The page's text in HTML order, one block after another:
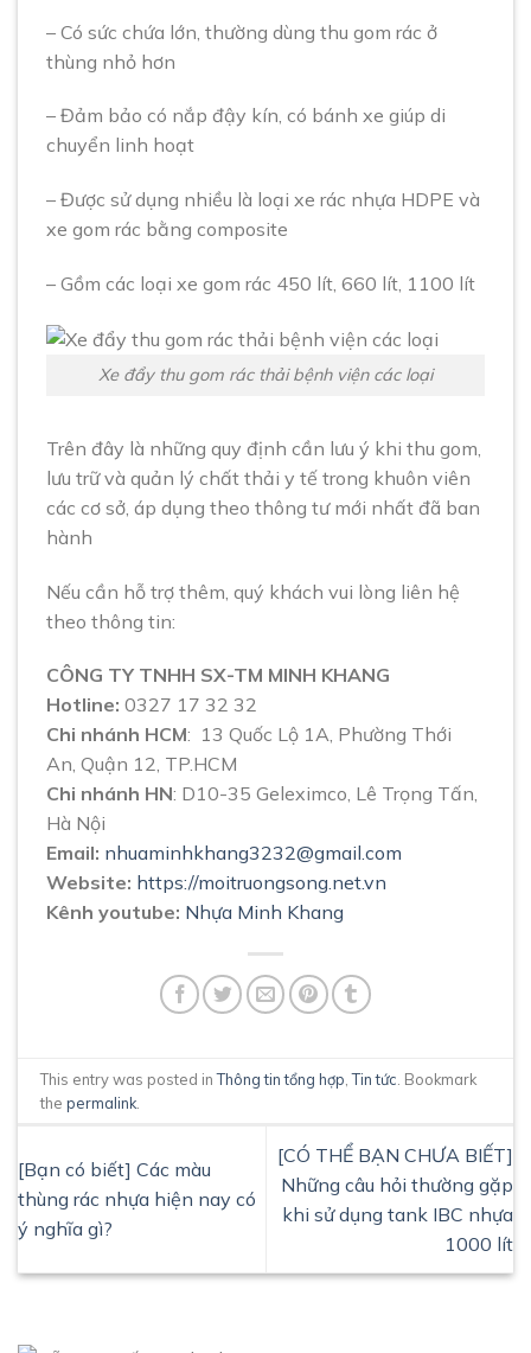
– Có sức chứa lớn, thường dùng thu gom rác ở
thùng nhỏ hơn
– Đảm bảo có nắp đậy kín, có bánh xe giúp di
chuyển linh hoạt
– Được sử dụng nhiều là loại xe rác nhựa HDPE và
xe gom rác bằng composite
– Gồm các loại xe gom rác 450 lít, 660 lít, 1100 lít
Xe đẩy thu gom rác thải bệnh viện các loại
Trên đây là những quy định cần lưu ý khi thu gom,
lưu trữ và quản lý chất thải y tế trong khuôn viên
các cơ sở, áp dụng theo thông tư mới nhất đã ban
hành
Nếu cần hỗ trợ thêm, quý khách vui lòng liên hệ
theo thông tin:
CÔNG TY TNHH SX-TM MINH KHANG
Hotline: 0327 17 32 32
Chi nhánh HCM: 13 Quốc Lộ 1A, Phường Thới
An, Quận 12, TP.HCM
Chi nhánh HN: D10-35 Geleximco, Lê Trọng Tấn,
Hà Nội
Email: nhuaminhkhang3232@gmail.com
Website: https://moitruongsong.net.vn
Kênh youtube: Nhựa Minh Khang
This entry was posted inThông tin tổng hợp ,Tin tức . Bookmark
thepermalink
[Bạn có biết] Các màu
thùng rác nhựa hiện nay có
ý nghĩa gì?
[CÓ THỂ BẠN CHƯA BIẾT]
Những câu hỏi thường gặp
khi sử dụng tank IBC nhựa
1000 lít